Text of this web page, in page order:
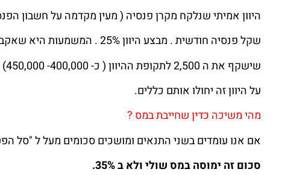
היוון אמיתי שנלקח מקרן פנסיה ( מעין מקדמה על חשבון
שקל פנסיה חודשית . מבצע היוון 25% . המשמעות היא שאקבל 7,500 לחודש וסכום חד פעמי
שישקף את ה 2,500 לתקופת ההיוון ( כ- 400,000- 450,000) .
על היוון זה יחולו אותם כללים.
מהי משיכה כדין שחייבת במס ?
אם אנו עומדים בשני התנאים ומושכים סכומים מעל ל "סל
סכום זה ימוסה במס שולי ולא ב 35%.